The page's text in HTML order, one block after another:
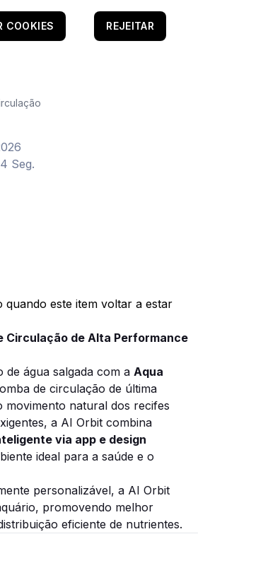
Seg.
este item voltar a estar
Circulação de Alta Performance
de água salgada com a Aqua
de circulação de última
natural dos recifes
a AI Orbit combina
via app e design
ideal para a saúde e o
personalizável, a AI Orbit
promovendo melhor
eficiente de nutrientes.
COOKIES REJEITAR